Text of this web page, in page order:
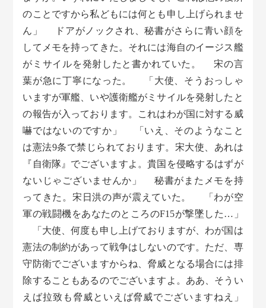
のことですから私どもには何とも申し上げられませ
ん」 ドアがノックされ、秘書がさらに青い顔を
してメモを持ってきた。それには海自のイージス艦
がミサイルを発射したと書かれていた。 宋の言
葉が急に丁寧になった。 「大使、そうおっしゃ
いますが軍艦、いや護衛艦がミサイルを発射したと
の報告が入っております。これはわが国に対する威
嚇ではないのですか」 「いえ、そのようなこと
は憲法9条で禁じられております。宋大使、あれは
『自衛隊』でございますよ。貴国を侵略するはずが
ないじゃございませんか」 秘書がまたメモを持
ってきた。宋日洪の声が震えていた。 「わが空
軍の戦闘機をあなたのところのF15が撃墜した…」
「大使、何度も申し上げておりますが、わが国は
憲法の制約があって戦争はしないのです。ただ、専
守防衛でございますからね、脅威となる場合には排
除することもあるのでございますよ。ああ、そうい
えば拉致も脅威といえば脅威でございますねえ」